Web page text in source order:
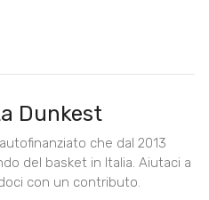
Dunkest
che dal 2013
del basket in Italia. Aiutaci a
con un contributo.